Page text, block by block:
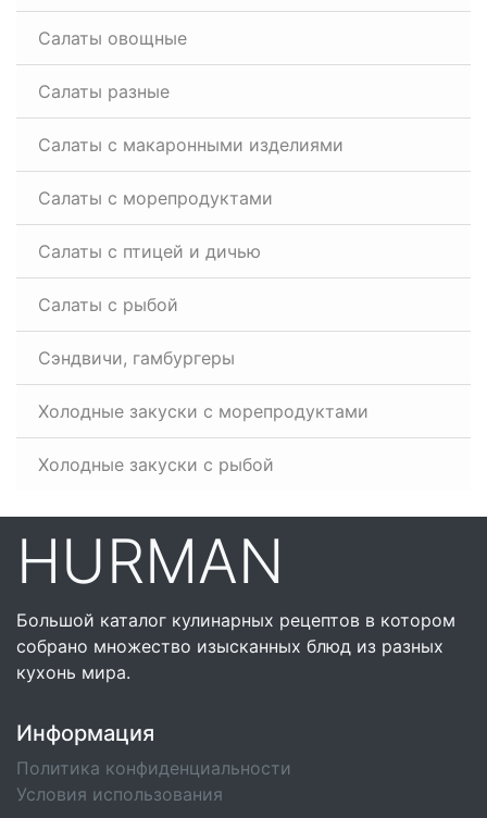
Салаты овощные
Салаты разные
Салаты с макаронными изделиями
Салаты с морепродуктами
Салаты с птицей и дичью
Салаты с рыбой
Сэндвичи, гамбургеры
Холодные закуски с морепродуктами
Холодные закуски с рыбой
HURMAN
Большой каталог кулинарных рецептов в котором
собрано множество изысканных блюд из разных
кухонь мира.
Информация
Политика конфиденциальности
Условия использования